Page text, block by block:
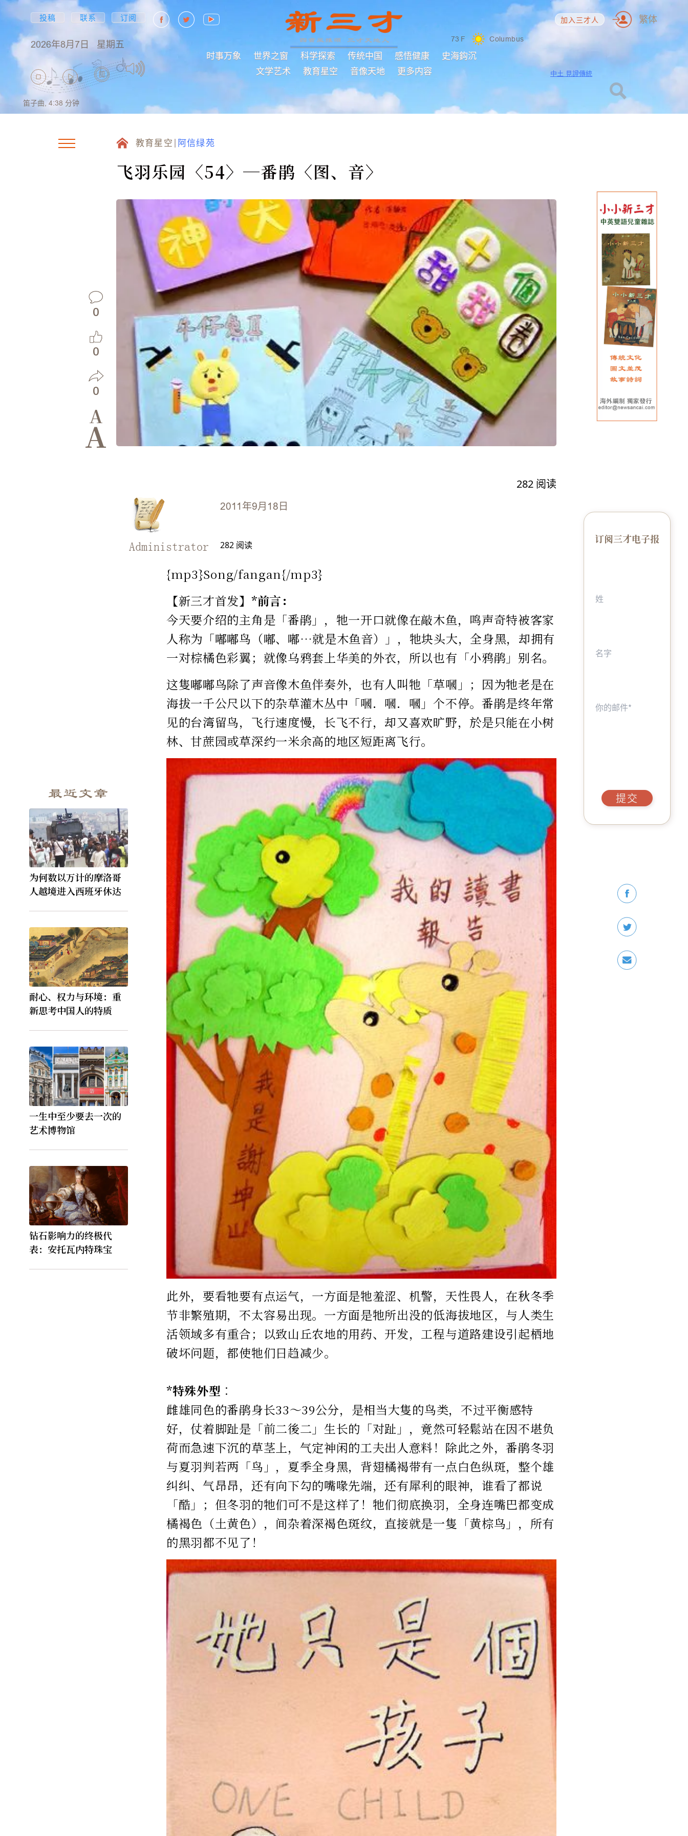
投稿 联系 订阅
2026年8月7日 星期五 73 F Columbus
时事万象 世界之窗 科学探索 传统中国 感悟健康
史海鈎沉
文学艺术
教育星空 音像天地 更多内容
加入三才人 繁体
中土 見證傳統
笛子曲, 4:38 分钟
教育星空 阿信绿苑
飞羽乐园〈54〉─番鹃〈图、音〉
0
0
0
A
A
282 阅读
最近文章
为何数以万计的摩洛哥
人越境进入西班牙休达
耐心、权力与环境：重
新思考中国人的特质
一生中至少要去一次的
艺术博物馆
钻石影响力的终极代
表：安托瓦内特珠宝
2011年9月18日
Administrator 282 阅读
{mp3}Song/fangan{/mp3}
【新三才首发】 *前言：
今天要介绍的主角是「番鹃」，牠一开口就像在敲木鱼，鸣声奇特被客家
人称为「嘟嘟鸟（嘟、嘟…就是木鱼音）」，牠块头大，全身黑，却拥有
一对棕橘色彩翼；就像乌鸦套上华美的外衣，所以也有「小鸦鹃」别名。
这隻嘟嘟鸟除了声音像木鱼伴奏外，也有人叫牠「草嘓」；因为牠老是在
海拔一千公尺以下的杂草灌木丛中「嘓．嘓．嘓」个不停。番鹃是终年常
见的台湾留鸟，飞行速度慢，长飞不行，却又喜欢旷野，於是只能在小树
林、甘蔗园或草深约一米余高的地区短距离飞行。
此外，要看牠要有点运气，一方面是牠羞涩、机警，天性畏人，在秋冬季
节非繁殖期，不太容易出现。一方面是牠所出没的低海拔地区，与人类生
活领域多有重合；以致山丘农地的用药、开发，工程与道路建设引起栖地
破坏问题，都使牠们日趋减少。
*特殊外型︰
雌雄同色的番鹃身长33～39公分，是相当大隻的鸟类，不过平衡感特
好，仗着脚趾是「前二後二」生长的「对趾」，竟然可轻鬆站在因不堪负
荷而急速下沉的草茎上，气定神闲的工夫出人意料！除此之外，番鹃冬羽
与夏羽判若两「鸟」，夏季全身黑，背翅橘褐带有一点白色纵斑，整个雄
纠纠、气昂昂，还有向下勾的嘴喙先端，还有犀利的眼神，谁看了都说
「酷」；但冬羽的牠们可不是这样了！牠们彻底换羽，全身连嘴巴都变成
橘褐色（土黄色），间杂着深褐色斑纹，直接就是一隻「黄棕鸟」，所有
的黑羽都不见了！
订阅三才电子报
提交